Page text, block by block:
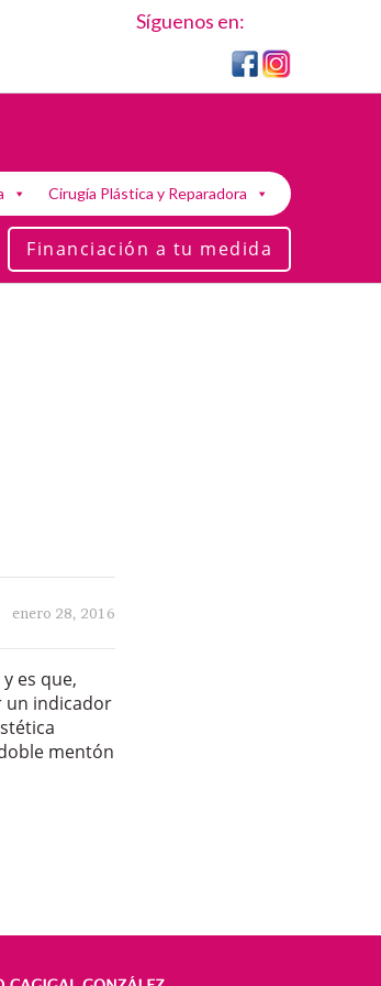
Síguenos en:
Cirugía Plástica y Reparadora
Financiación a tu medida
enero 28, 2016
es que,
un indicador
mentón